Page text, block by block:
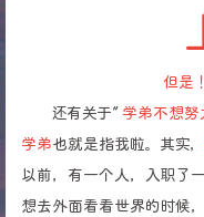
但是
还有关于” 学弟不想努
学弟也就是指我啦。其实，
以前，有一个人，入职了
想去外面看看世界的时候